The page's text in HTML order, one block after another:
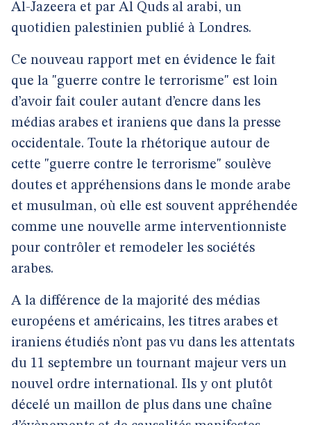
Al-Jazeera et par Al Quds al arabi, un
quotidien palestinien publié à Londres.
Ce nouveau rapport met en évidence le fait
que la "guerre contre le terrorisme" est loin
d’avoir fait couler autant d’encre dans les
médias arabes et iraniens que dans la presse
occidentale. Toute la rhétorique autour de
cette "guerre contre le terrorisme" soulève
doutes et appréhensions dans le monde arabe
et musulman, où elle est souvent appréhendée
comme une nouvelle arme interventionniste
pour contrôler et remodeler les sociétés
arabes.
A la différence de la majorité des médias
européens et américains, les titres arabes et
iraniens étudiés n’ont pas vu dans les attentats
du 11 septembre un tournant majeur vers un
nouvel ordre international. Ils y ont plutôt
décelé un maillon de plus dans une chaîne